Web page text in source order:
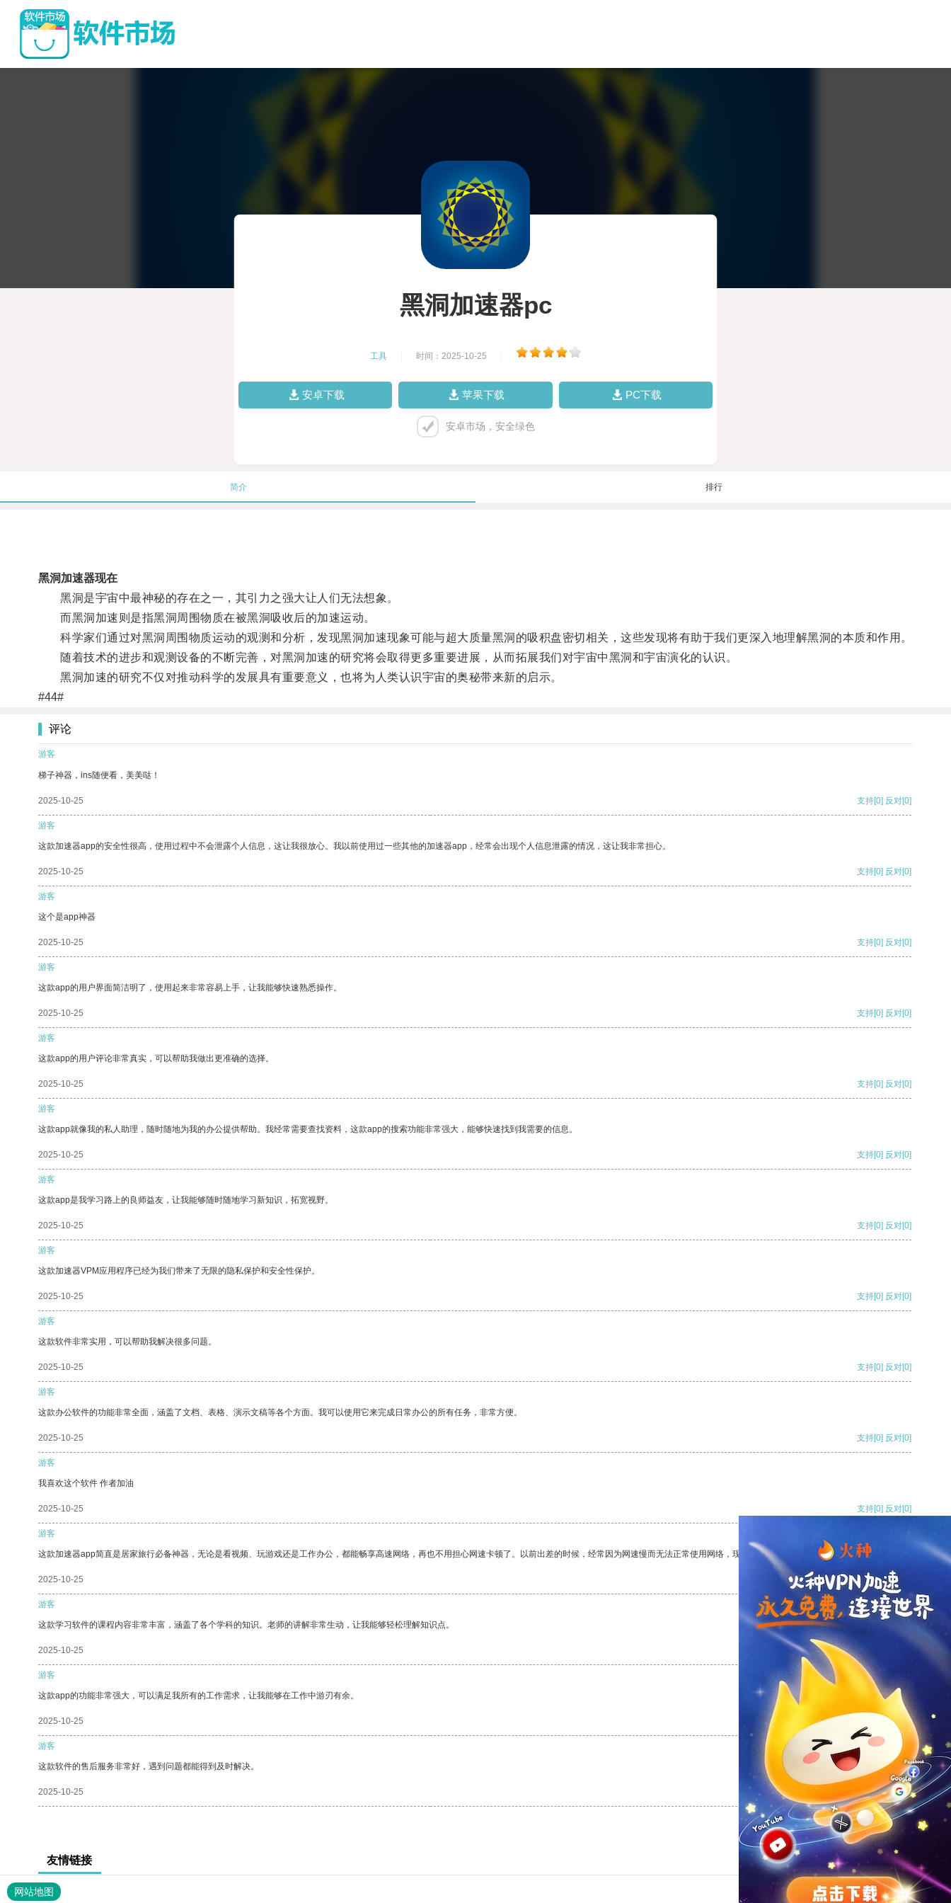
黑洞加速器pc
工具 时间：2025-10-25
安卓下载 苹果下载 PC下载
安卓市场，安全绿色
简介 排行
黑洞加速器现在
黑洞是宇宙中最神秘的存在之一，其引力之强大让人们无法想象。
而黑洞加速则是指黑洞周围物质在被黑洞吸收后的加速运动。
科学家们通过对黑洞周围物质运动的观测和分析，发现黑洞加速现象可能与超大质量黑洞的吸积盘密切相关，这些发现将有助于我们更深入地理解黑洞的本质和作用。
随着技术的进步和观测设备的不断完善，对黑洞加速的研究将会取得更多重要进展，从而拓展我们对宇宙中黑洞和宇宙演化的认识。
黑洞加速的研究不仅对推动科学的发展具有重要意义，也将为人类认识宇宙的奥秘带来新的启示。
#44#
评论
游客
梯子神器，ins随便看，美美哒！
2025-10-25 支持[0] 反对[0]
游客
这款加速器app的安全性很高，使用过程中不会泄露个人信息，这让我很放心。我以前使用过一些其他的加速器app，经常会出现个人信息泄露的情况，这让我非常担心。
2025-10-25 支持[0] 反对[0]
游客
这个是app神器
2025-10-25 支持[0] 反对[0]
游客
这款app的用户界面简洁明了，使用起来非常容易上手，让我能够快速熟悉操作。
2025-10-25 支持[0] 反对[0]
游客
这款app的用户评论非常真实，可以帮助我做出更准确的选择。
2025-10-25 支持[0] 反对[0]
游客
这款app就像我的私人助理，随时随地为我的办公提供帮助。我经常需要查找资料，这款app的搜索功能非常强大，能够快速找到我需要的信息。
2025-10-25 支持[0] 反对[0]
游客
这款app是我学习路上的良师益友，让我能够随时随地学习新知识，拓宽视野。
2025-10-25 支持[0] 反对[0]
游客
这款加速器VPM应用程序已经为我们带来了无限的隐私保护和安全性保护。
2025-10-25 支持[0] 反对[0]
游客
这款软件非常实用，可以帮助我解决很多问题。
2025-10-25 支持[0] 反对[0]
游客
这款办公软件的功能非常全面，涵盖了文档、表格、演示文稿等各个方面。我可以使用它来完成日常办公的所有任务，非常方便。
2025-10-25 支持[0] 反对[0]
游客
我喜欢这个软件 作者加油
2025-10-25 支持[0] 反对[0]
游客
这款加速器app简直是居家旅行必备神器，无论是看视频、玩游戏还是工作办公，都能畅享高速网络，再也不用担心网速卡顿了。以前出差的时候，经常因为网速慢而无法正常使用网络，现在有了这个app，我再也不用担心了。
2025-10-25 支持[0] 反对
游客
这款学习软件的课程内容非常丰富，涵盖了各个学科的知识。老师的讲解非常生动，让我能够轻松理解知识点。
2025-10-25 支持
游客
这款app的功能非常强大，可以满足我所有的工作需求，让我能够在工作中游刃有余。
2025-10-25 反对 [0]
游客
这款软件的售后服务非常好，遇到问题都能得到及时解决。
2025-10-25 支持[0] 反对[0]
友情链接
网站地图